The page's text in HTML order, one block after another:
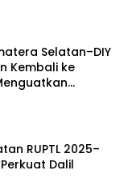
Selatan–DIY
Kembali ke
RUPTL 2025–
Dalil